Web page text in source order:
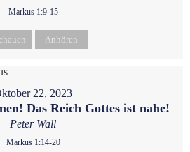
Markus 1:9-15
Anhören
22, 2023
Das Reich Gottes ist nahe!
Peter Wall
Markus 1:14-20